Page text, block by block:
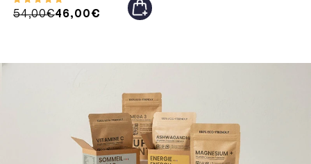
Prix
Prix
54,00€46,00€